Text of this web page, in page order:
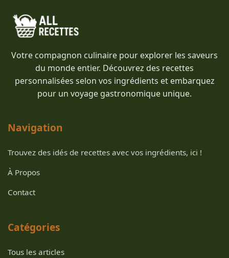
Votre compagnon culinaire pour explorer les saveurs
du monde entier. Découvrez des recettes
personnalisées selon vos ingrédients et embarquez
pour un voyage gastronomique unique.
Navigation
Trouvez des idés de recettes avec vos ingrédients, ici !
À Propos
Contact
Catégories
Tous les articles